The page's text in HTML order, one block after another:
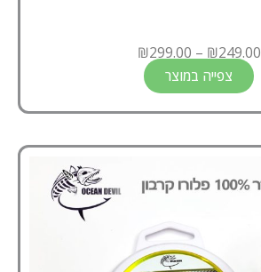
₪249.00
–
₪299.00
צפייה במוצר